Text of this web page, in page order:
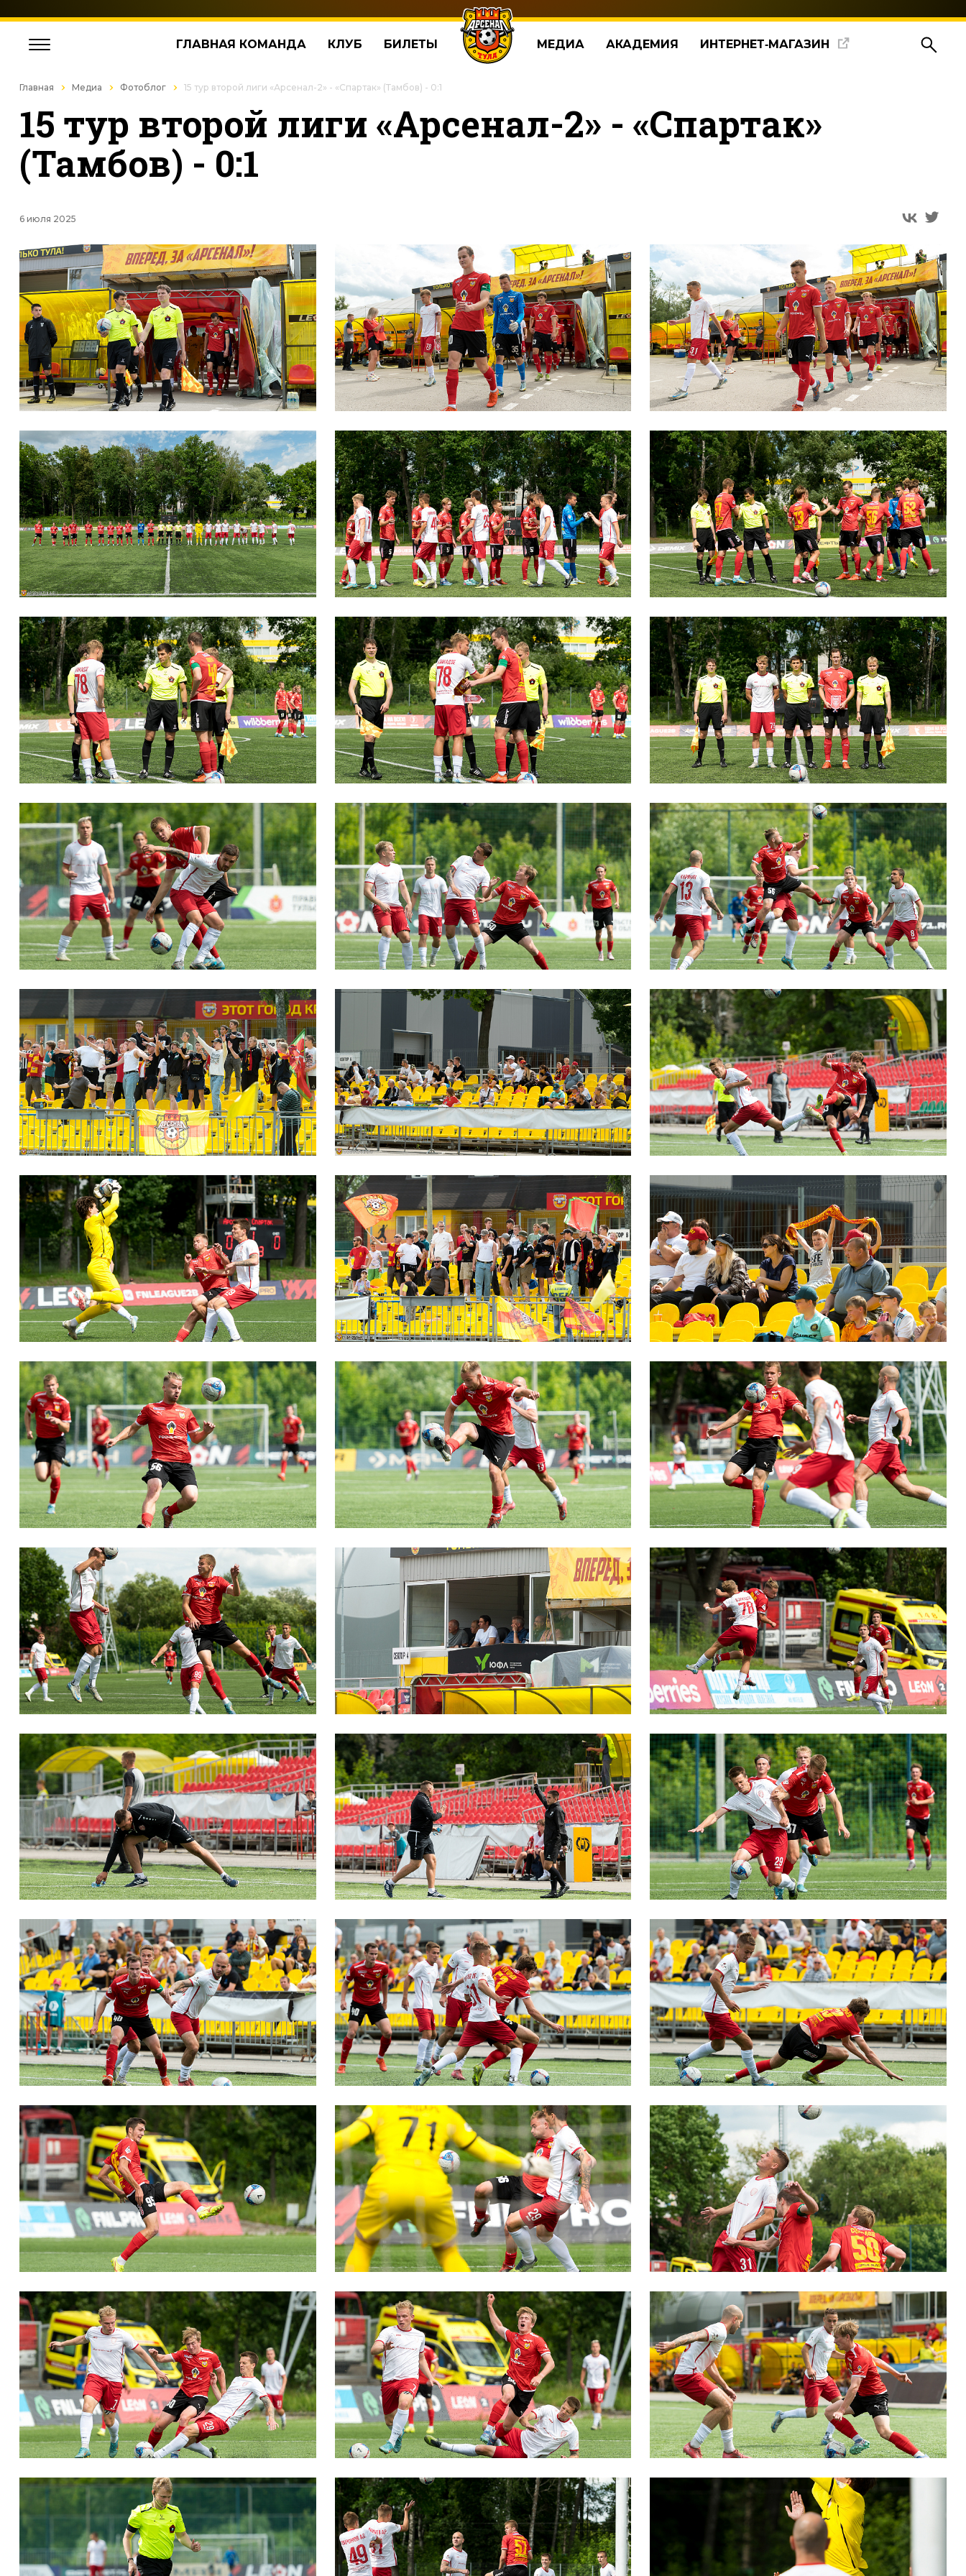
ГЛАВНАЯ КОМАНДА КЛУБ БИЛЕТЫ МЕДИА АКАДЕМИЯ ИНТЕРНЕТ‑МАГАЗИН
Главная Медиа Фотоблог 15 тур второй лиги «Арсенал-2» - «Спартак» (Тамбов) - 0:1
15 тур второй лиги «Арсенал-2» - «Спартак»
(Тамбов) - 0:1
6 июля 2025